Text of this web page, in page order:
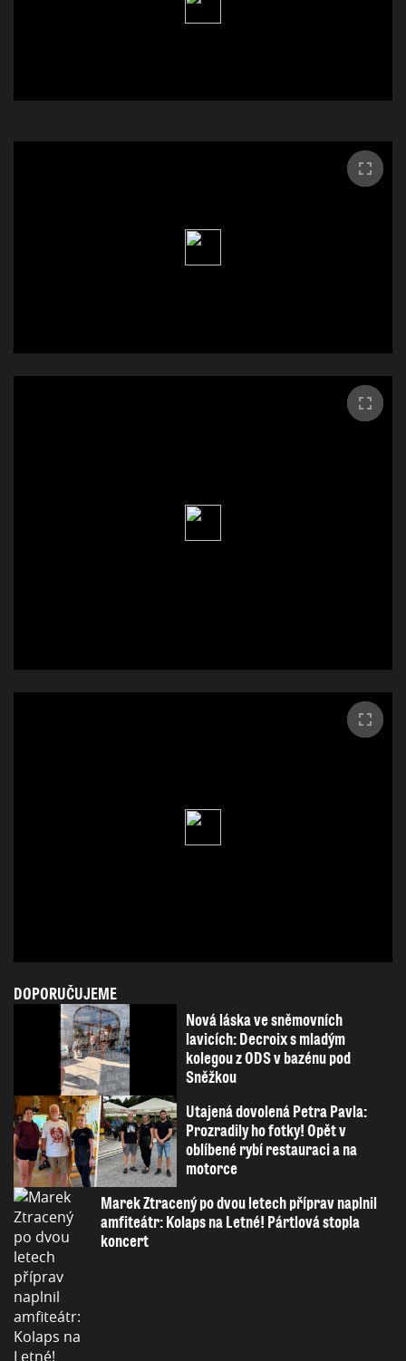
DOPORUČUJEME
Nová láska ve sněmovních
lavicích: Decroix s mladým
kolegou z ODS v bazénu pod
Sněžkou
Utajená dovolená Petra Pavla:
Prozradily ho fotky! Opět v
oblíbené rybí restauraci a na
motorce
Marek Ztracený po dvou letech příprav naplnil
amfiteátr: Kolaps na Letné! Pártlová stopla
koncert